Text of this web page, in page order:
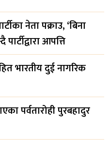
नेता पक्राउ, ‘बिना
आपत्ति
भारतीय दुई नागरिक
पर्वतारोही पुरबहादुर